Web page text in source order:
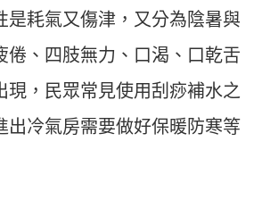
是耗氣又傷津，又分為陰暑與
倦、四肢無力、口渴、口乾舌
現，民眾常見使用刮痧補水之
出冷氣房需要做好保暖防寒等